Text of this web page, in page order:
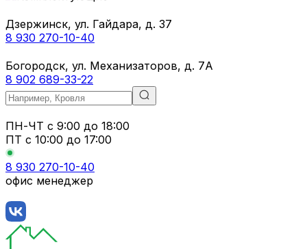
Дзержинск, ул. Гайдара, д. 37
8 930 270-10-40
Богородск, ул. Механизаторов, д. 7А
8 902 689-33-22
ПН-ЧТ с 9:00 до 18:00
ПТ с 10:00 до 17:00
8 930 270-10-40
офис менеджер